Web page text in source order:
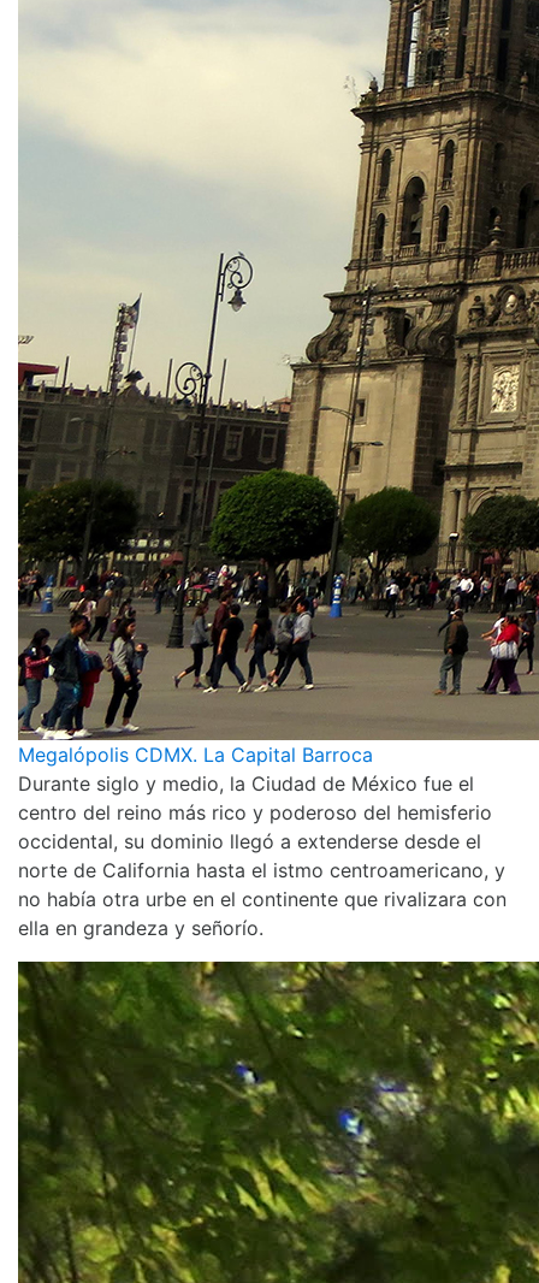
Megalópolis CDMX. La Capital Barroca
Durante siglo y medio, la Ciudad de México fue el
centro del reino más rico y poderoso del hemisferio
occidental, su dominio llegó a extenderse desde el
norte de California hasta el istmo centroamericano, y
no había otra urbe en el continente que rivalizara con
ella en grandeza y señorío.